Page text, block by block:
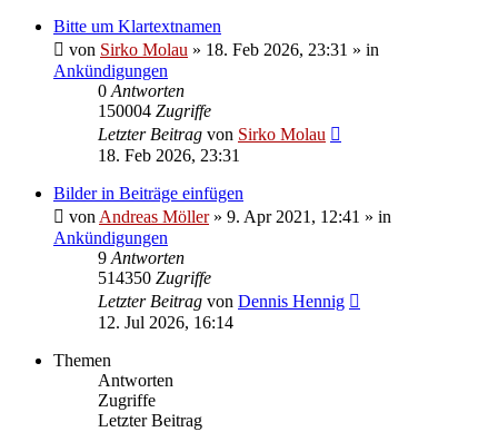
Bitte um Klartextnamen
von Sirko Molau » 18. Feb 2026, 23:31 » in
Ankündigungen
0 Antworten
150004 Zugriffe
Letzter Beitrag von Sirko Molau
18. Feb 2026, 23:31
Bilder in Beiträge einfügen
von Andreas Möller» 9. Apr 2021, 12:41 » in
Ankündigungen
9 Antworten
514350 Zugriffe
Letzter Beitrag von Dennis Hennig
12. Jul 2026, 16:14
Themen
Antworten
Zugriffe
Letzter Beitrag